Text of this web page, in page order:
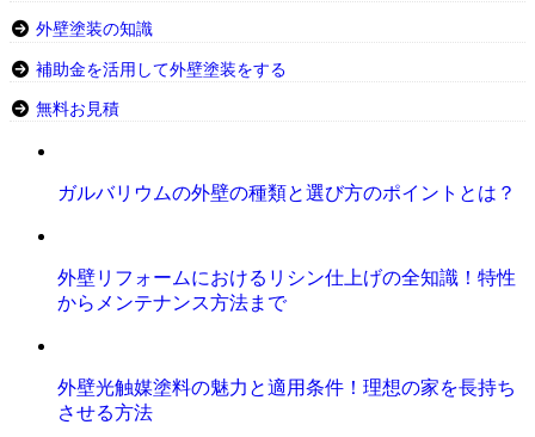
外壁塗装の知識
補助金を活用して外壁塗装をする
無料お見積
ガルバリウムの外壁の種類と選び方のポイントとは？
外壁リフォームにおけるリシン仕上げの全知識！特性
からメンテナンス方法まで
外壁光触媒塗料の魅力と適用条件！理想の家を長持ち
させる方法